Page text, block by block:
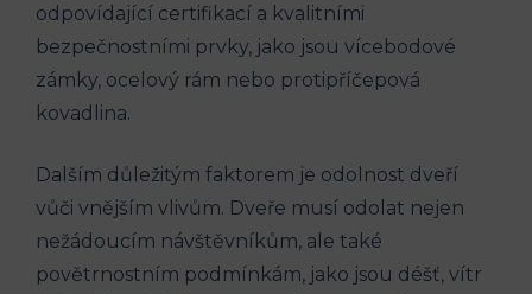
odpovídající certifikací a kvalitními
bezpečnostními prvky, jako jsou vícebodové
zámky, ocelový rám nebo protipříčepová
kovadlina.
Dalším důležitým faktorem je odolnost dveří
vůči vnějším vlivům. Dveře musí odolat nejen
nežádoucím návštěvníkům, ale také
povětrnostním podmínkám, jako jsou déšť, vítr